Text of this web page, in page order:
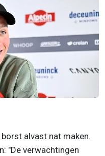
alvast nat maken.
"De verwachtingen